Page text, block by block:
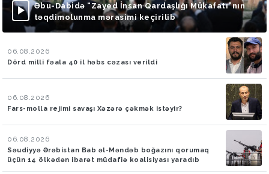
Əbu-Dabidə “Zayed İnsan Qardaşlığı Mükafatı”nın
təqdimolunma mərasimi keçirilib
06.08.2026
Dörd milli fəala 40 il həbs cəzası verildi
06.08.2026
Fars-molla rejimi savaşı Xəzərə çəkmək istəyir?
06.08.2026
Səudiyyə Ərəbistan Bab əl-Məndəb boğazını qorumaq
üçün 14 ölkədən ibarət müdafiə koalisiyası yaradıb